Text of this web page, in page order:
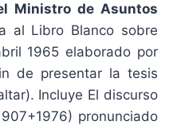
Ministro de Asuntos
al Libro Blanco sobre
1965 elaborado por
de presentar la tesis
Incluye El discurso
pronunciado